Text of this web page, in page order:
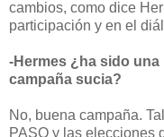
cambios, como dice
participación y en el
-Hermes ¿ha sido
campaña sucia?
No, buena campaña.
PASO y las elecciones